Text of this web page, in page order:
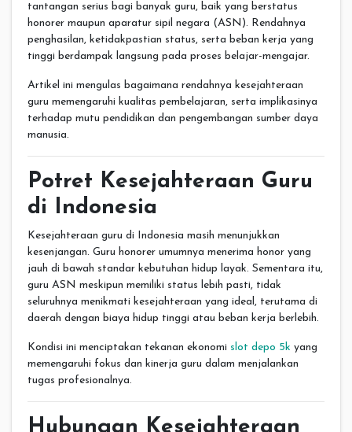
tantangan serius bagi banyak guru, baik yang berstatus
honorer maupun aparatur sipil negara (ASN). Rendahnya
penghasilan, ketidakpastian status, serta beban kerja yang
tinggi berdampak langsung pada proses belajar-mengajar.
Artikel ini mengulas bagaimana rendahnya kesejahteraan
guru memengaruhi kualitas pembelajaran, serta implikasinya
terhadap mutu pendidikan dan pengembangan sumber daya
manusia.
Potret Kesejahteraan Guru
di Indonesia
Kesejahteraan guru di Indonesia masih menunjukkan
kesenjangan. Guru honorer umumnya menerima honor yang
jauh di bawah standar kebutuhan hidup layak. Sementara itu,
guru ASN meskipun memiliki status lebih pasti, tidak
seluruhnya menikmati kesejahteraan yang ideal, terutama di
daerah dengan biaya hidup tinggi atau beban kerja berlebih.
Kondisi ini menciptakan tekanan ekonomi slot depo 5k yang
memengaruhi fokus dan kinerja guru dalam menjalankan
tugas profesionalnya.